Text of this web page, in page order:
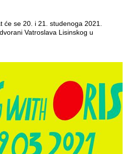
će se 20. i 21. studenoga 2021.
Vatroslava Lisinskog u